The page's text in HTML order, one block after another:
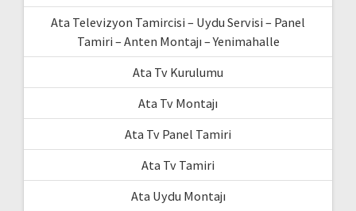
Ata Televizyon Tamircisi – Uydu Servisi – Panel
Tamiri – Anten Montajı – Yenimahalle
Ata Tv Kurulumu
Ata Tv Montajı
Ata Tv Panel Tamiri
Ata Tv Tamiri
Ata Uydu Montajı